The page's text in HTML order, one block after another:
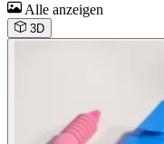
Alle anzeigen
3D